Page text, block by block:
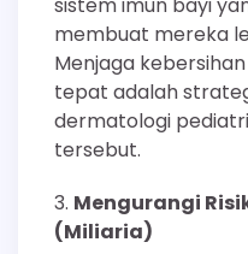
sistem imun bayi
membuat mereka
Menjaga
tepat adalah
dermatologi
tersebut.
Mengurangi
(Miliaria)